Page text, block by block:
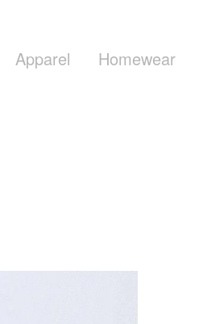
Apparel Homewear